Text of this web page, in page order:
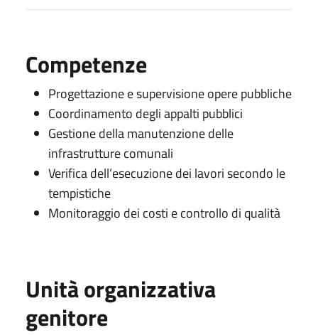
Competenze
Progettazione e supervisione opere pubbliche
Coordinamento degli appalti pubblici
Gestione della manutenzione delle
infrastrutture comunali
Verifica dell’esecuzione dei lavori secondo le
tempistiche
Monitoraggio dei costi e controllo di qualità
Unità organizzativa
genitore